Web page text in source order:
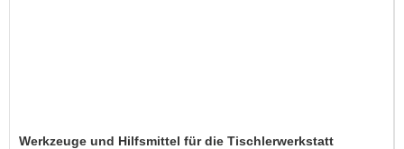
Werkzeuge und Hilfsmittel für die Tischlerwerkstatt